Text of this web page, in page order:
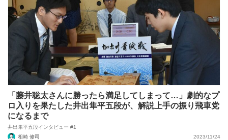
「藤井聡太さんに勝ったら満足してしまって…」劇的なプ
ロ入りを果たした井出隼平五段が、解説上手の振り飛車党
になるまで
井出隼平五段インタビュー #1
相崎 修司
2023/11/24